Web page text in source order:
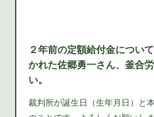
２年前の定額給付金につい
かれた佐郷勇一さん、釜合
い。
裁判所が誕生日（生年月日）と